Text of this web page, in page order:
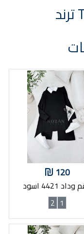
120
4421 اسود
1
2